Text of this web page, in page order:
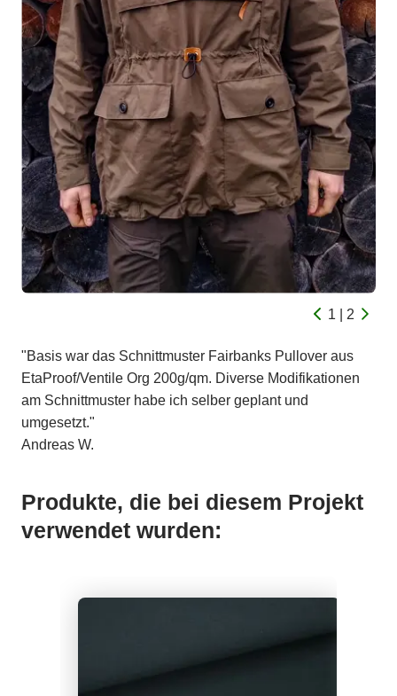
1 | 2
"Basis war das Schnittmuster Fairbanks Pullover aus
EtaProof/Ventile Org 200g/qm. Diverse Modifikationen
am Schnittmuster habe ich selber geplant und
umgesetzt."
Andreas W.
Produkte, die bei diesem Projekt
verwendet wurden: